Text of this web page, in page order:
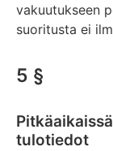
vakuutukseen
suoritusta ei
5 §
tulotiedot